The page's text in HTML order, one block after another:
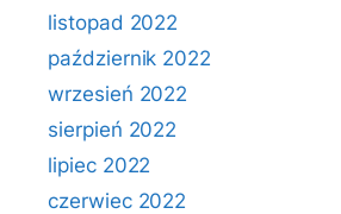
listopad 2022
październik 2022
wrzesień 2022
sierpień 2022
lipiec 2022
czerwiec 2022